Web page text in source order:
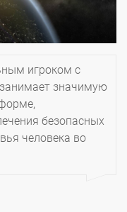
игроком с
значимую
безопасных
человека во